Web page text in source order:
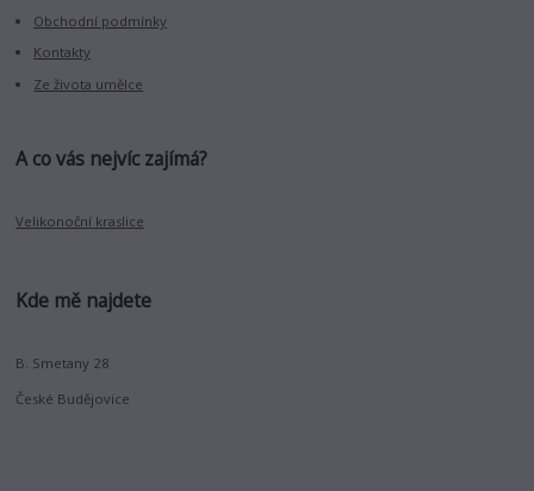
Obchodní podmínky
Kontakty
Ze života umělce
A co vás nejvíc zajímá?
Velikonoční kraslice
Kde mě najdete
B. Smetany 28
České Budějovice